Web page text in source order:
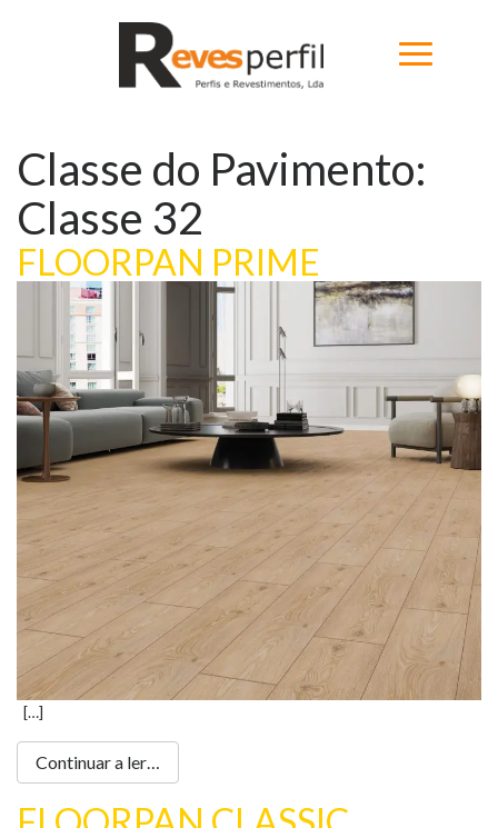
Home
Novidades
Catálogos
Portfólio
Sobre
Contactos
Loja Online
Classe do Pavimento:
Classe 32
FLOORPAN PRIME
[…]
Continuar a ler…